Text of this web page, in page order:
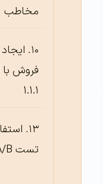
مخاطب
فروش
۱.۱.۱
تست A/B